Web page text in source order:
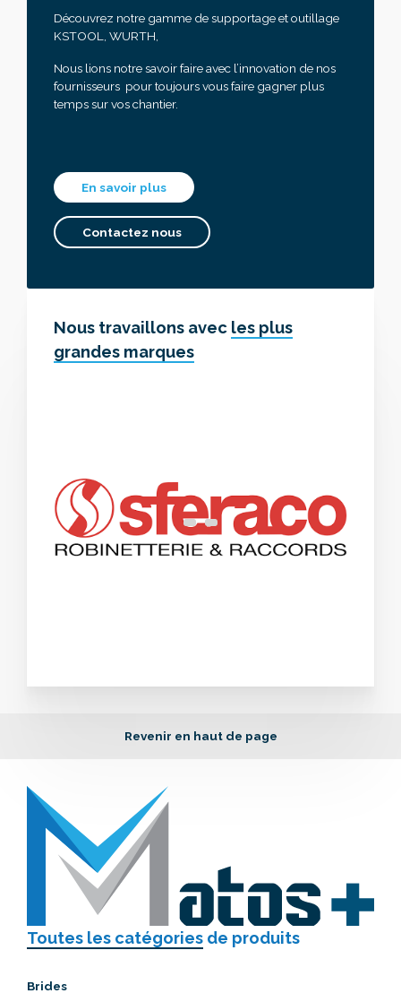
Découvrez notre gamme de supportage et outillage
KSTOOL, WURTH,
Nous lions notre savoir faire avec l’innovation de nos
fournisseurs pour toujours vous faire gagner plus
temps sur vos chantier.
En savoir plus
Contactez nous
Nous travaillons avec les plus
grandes marques
Revenir en haut de page
Toutes les catégories de produits
Brides